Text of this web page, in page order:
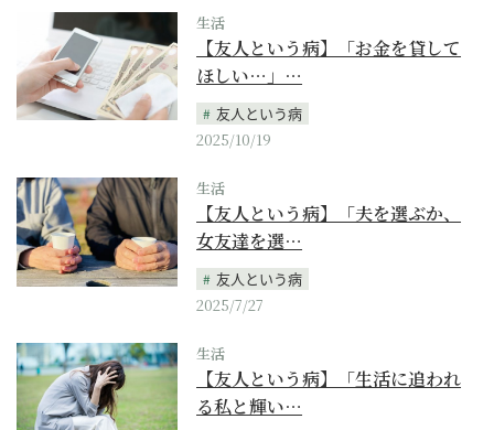
生活
【友人という病】「お金を貸して
ほしい…」…
友人という病
2025/10/19
生活
【友人という病】「夫を選ぶか、
女友達を選…
友人という病
2025/7/27
生活
【友人という病】「生活に追われ
る私と輝い…